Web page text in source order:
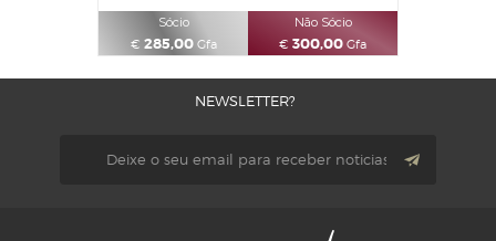
Sócio
€ 285,00 Gfa
Não Sócio
€ 300,00 Gfa
NEWSLETTER?